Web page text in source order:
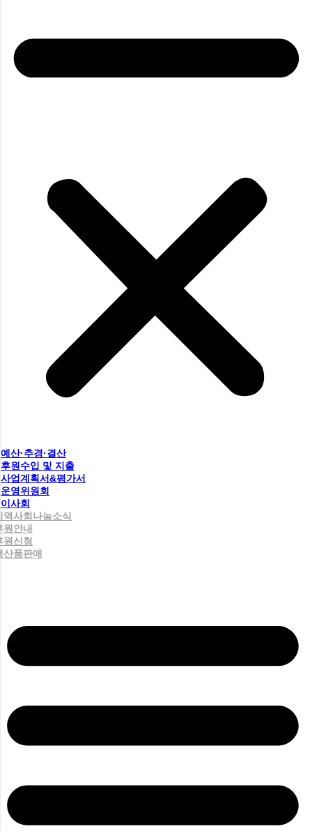
예산·추경·결산
후원수입 및 지출
사업계획서&평가서
운영위원회
이사회
역사회나눔소식
원안내
원신청
산품판매